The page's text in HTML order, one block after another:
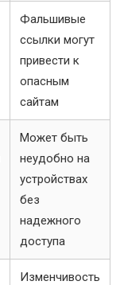
Фальшивые
ссылки могут
привести к
опасным
сайтам
Может быть
неудобно на
устройствах
без
надежного
доступа
Изменчивость